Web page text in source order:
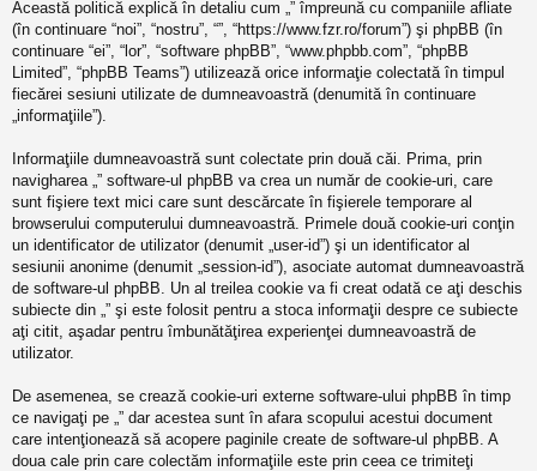
Această politică explică în detaliu cum „” împreună cu companiile afliate
(în continuare “noi”, “nostru”, “”, “https://www.fzr.ro/forum”) şi phpBB (în
continuare “ei”, “lor”, “software phpBB”, “www.phpbb.com”, “phpBB
Limited”, “phpBB Teams”) utilizează orice informaţie colectată în timpul
fiecărei sesiuni utilizate de dumneavoastră (denumită în continuare
„informaţiile”).
Informaţiile dumneavoastră sunt colectate prin două căi. Prima, prin
navigharea „” software-ul phpBB va crea un număr de cookie-uri, care
sunt fişiere text mici care sunt descărcate în fişierele temporare al
browserului computerului dumneavoastră. Primele două cookie-uri conţin
un identificator de utilizator (denumit „user-id”) şi un identificator al
sesiunii anonime (denumit „session-id”), asociate automat dumneavoastră
de software-ul phpBB. Un al treilea cookie va fi creat odată ce aţi deschis
subiecte din „” şi este folosit pentru a stoca informaţii despre ce subiecte
aţi citit, aşadar pentru îmbunătăţirea experienţei dumneavoastră de
utilizator.
De asemenea, se crează cookie-uri externe software-ului phpBB în timp
ce navigaţi pe „” dar acestea sunt în afara scopului acestui document
care intenţionează să acopere paginile create de software-ul phpBB. A
doua cale prin care colectăm informaţiile este prin ceea ce trimiteţi